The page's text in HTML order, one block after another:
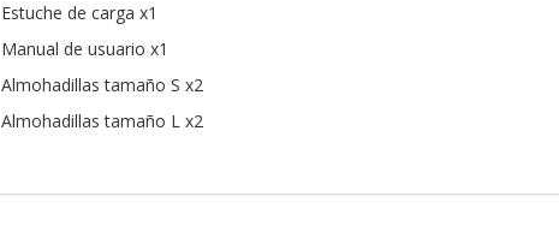
Estuche de carga x1
Manual de usuario x1
Almohadillas tamaño S x2
Almohadillas tamaño L x2